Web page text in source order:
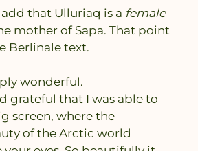
that Ulluriaq is a female
mother of Sapa. That point
Berlinale text.
wonderful.
grateful that I was able to
screen, where the
of the Arctic world